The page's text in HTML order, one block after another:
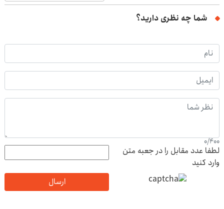
شما چه نظری دارید؟
0/400
لطفا عدد مقابل را در جعبه متن
وارد کنید
ارسال